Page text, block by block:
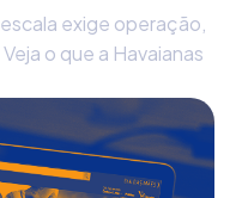
exige operação,
o que a Havaianas